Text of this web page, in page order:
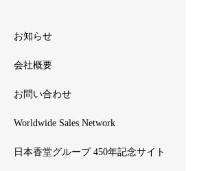
お知らせ
会社概要
お問い合わせ
Worldwide Sales Network
日本香堂グループ 450年記念サイト